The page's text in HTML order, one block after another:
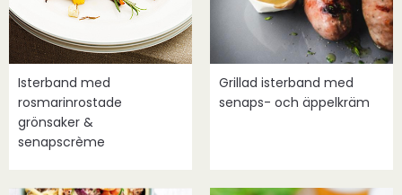
Isterband med
rosmarinrostade
grönsaker &
senapscrème
Grillad isterband med
senaps- och äppelkräm